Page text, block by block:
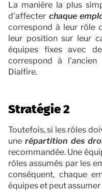
La manière la plus
d'affecter chaque
correspond à leur rôle
leur position sur leur
équipes fixes avec
correspond à
Dialfire.
Stratégie 2
Toutefois, si les rôles
unerépartition des
recommandée. Une
rôles assumés par les
conséquent, chaque
équipes et peut